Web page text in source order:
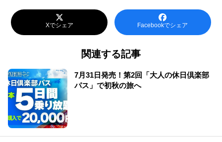
Xでシェア Facebookでシェア
関連する記事
7月31日発売！第2回「大人の休日倶楽部
パス」で初秋の旅へ